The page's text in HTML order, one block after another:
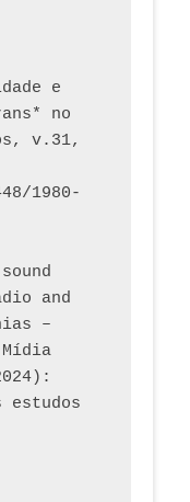
e
no
v.31,
1980-
and
–
estudos